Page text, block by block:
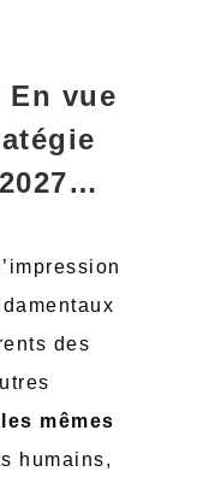
En vue
des
mêmes
humains,